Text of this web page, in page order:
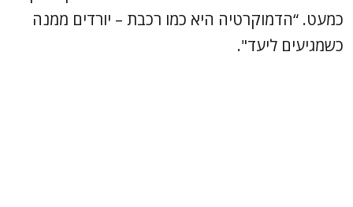
כמעט. “הדמוקרטיה היא כמו רכבת – יורדים ממנה
כשמגיעים ליעד".